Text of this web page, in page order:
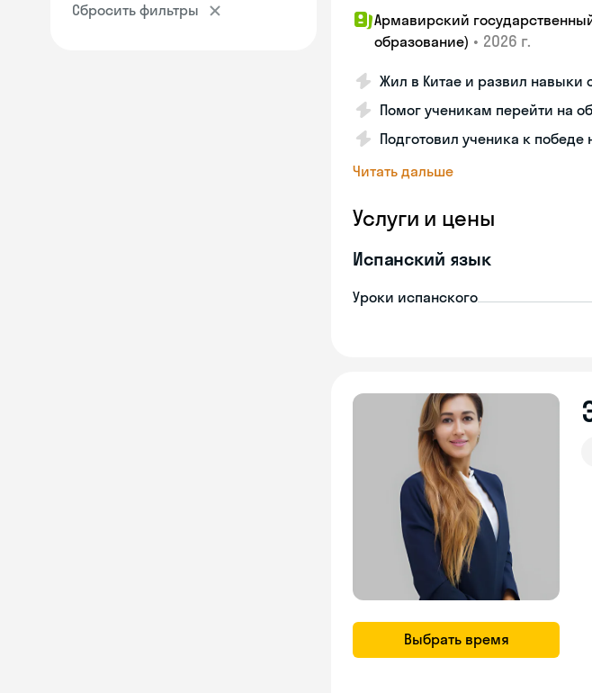
Сбросить фильтры
Армавирский
образование) • 2026 г.
Жил в Китае и развил навыки
Помог ученикам перейти на
Подготовил ученика к
Читать дальше
Услуги и цены
Испанский язык
Уроки испанского
Выбрать время